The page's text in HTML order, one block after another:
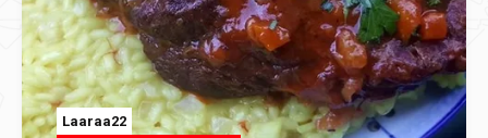
Laaraa22